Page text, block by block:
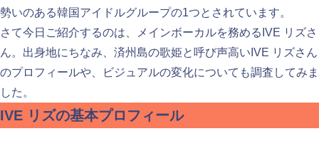
勢いのある韓国アイドルグループの1つとされています。
さて今日ご紹介するのは、メインボーカルを務めるIVE リズさ
ん。出身地にちなみ、済州島の歌姫と呼び声高いIVE リズさん
のプロフィールや、ビジュアルの変化についても調査してみま
した。
IVE リズの基本プロフィール